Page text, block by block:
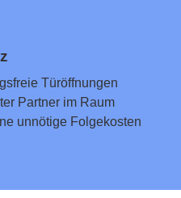
Türöffnungen
Partner im Raum
unnötige Folgekosten